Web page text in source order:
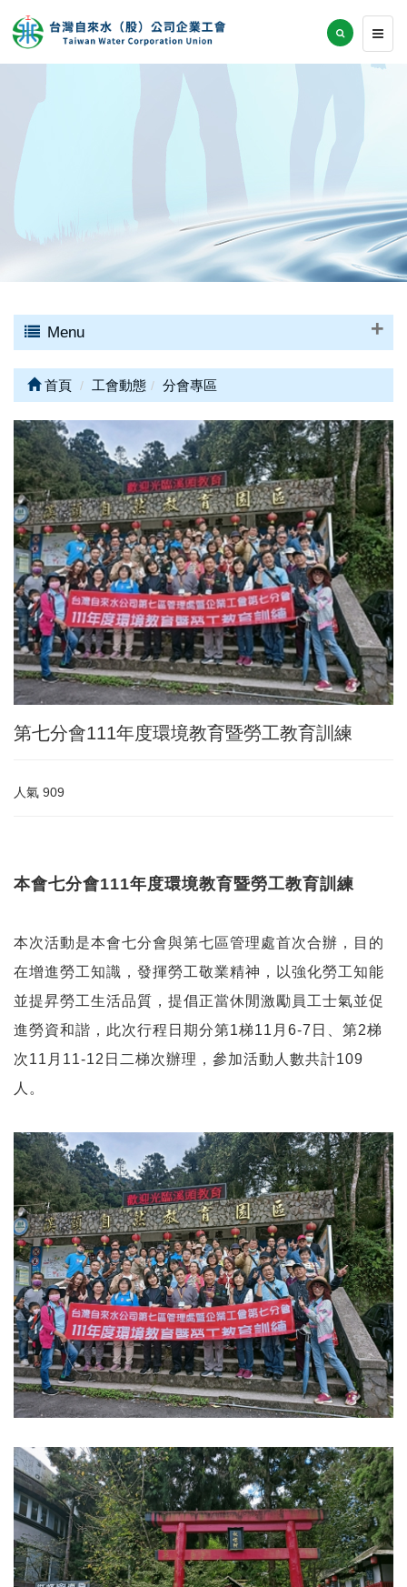
Menu
首頁 工會動態 分會專區
第七分會111年度環境教育暨勞工教育訓練
人氣 909
本會七分會111年度環境教育暨勞工教育訓練
本次活動是本會七分會與第七區管理處首次合辦，目的
在增進勞工知識，發揮勞工敬業精神，以強化勞工知能
並提昇勞工生活品質，提倡正當休閒激勵員工士氣並促
進勞資和諧，此次行程日期分第1梯11月6-7日、第2梯
次11月11-12日二梯次辦理，參加活動人數共計109
人。